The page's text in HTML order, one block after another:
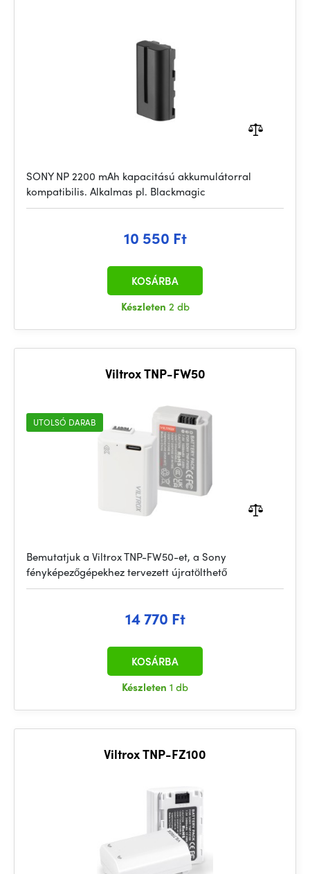
SONY NP 2200 mAh kapacitású akkumulátorral
kompatibilis. Alkalmas pl. Blackmagic
10 550 Ft
Készleten 2 db
KOSÁRBA
Viltrox TNP-FW50
UTOLSÓ DARAB
Bemutatjuk a Viltrox TNP-FW50-et, a Sony
fényképezőgépekhez tervezett újratölthető
14 770 Ft
Készleten 1 db
KOSÁRBA
Viltrox TNP-FZ100